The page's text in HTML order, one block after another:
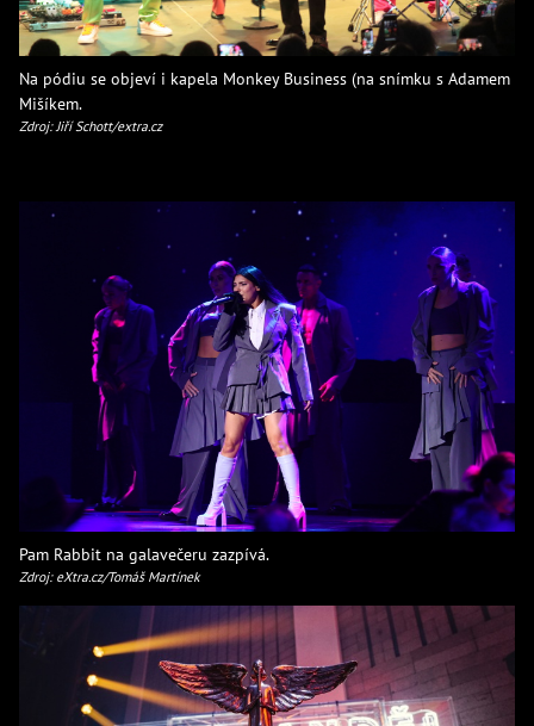
Na pódiu se objeví i kapela Monkey Business (na snímku s Adamem
Mišíkem.
Zdroj: Jiří Schott/extra.cz
Pam Rabbit na galavečeru zazpívá.
Zdroj: eXtra.cz/Tomáš Martínek